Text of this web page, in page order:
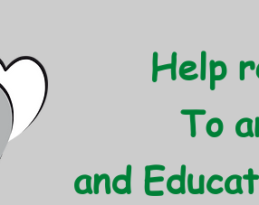
Help
To
and